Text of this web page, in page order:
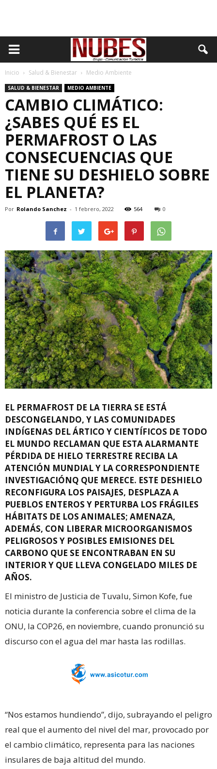
Inicio Salud & Bienestar Medio Ambiente
SALUD & BIENESTAR MEDIO AMBIENTE
CAMBIO CLIMÁTICO:
¿SABES QUÉ ES EL
PERMAFROST O LAS
CONSECUENCIAS QUE
TIENE SU DESHIELO SOBRE
EL PLANETA?
Por Rolando Sanchez - 1 febrero, 2022 564 0
EL PERMAFROST DE LA TIERRA SE ESTÁ
DESCONGELANDO, Y LAS COMUNIDADES
INDÍGENAS DEL ÁRTICO Y CIENTÍFICOS DE TODO
EL MUNDO RECLAMAN QUE ESTA ALARMANTE
PÉRDIDA DE HIELO TERRESTRE RECIBA LA
ATENCIÓN MUNDIAL Y LA CORRESPONDIENTE
INVESTIGACIÓNQ QUE MERECE. ESTE DESHIELO
RECONFIGURA LOS PAISAJES, DESPLAZA A
PUEBLOS ENTEROS Y PERTURBA LOS FRÁGILES
HÁBITATS DE LOS ANIMALES; AMENAZA,
ADEMÁS, CON LIBERAR MICROORGANISMOS
PELIGROSOS Y POSIBLES EMISIONES DEL
CARBONO QUE SE ENCONTRABAN EN SU
INTERIOR Y QUE LLEVA CONGELADO MILES DE
AÑOS.
El ministro de Justicia de Tuvalu, Simon Kofe, fue
noticia durante la conferencia sobre el clima de la
ONU, la COP26, en noviembre, cuando pronunció su
discurso con el agua del mar hasta las rodillas.
“Nos estamos hundiendo”, dijo, subrayando el peligro
real que el aumento del nivel del mar, provocado por
el cambio climático, representa para las naciones
insulares de baja altitud del mundo.